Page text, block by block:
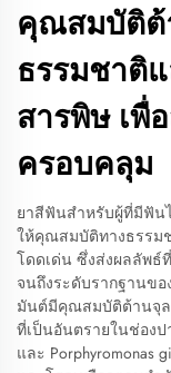
คุณสมบัติต้
ธรรมชาติ
สารพิษ เพื่
ครอบคลุม
ยาสีฟันสำหรับผู้ที่มีฟัน
ให้คุณสมบัติทางธรรม
โดดเด่น ซึ่งส่งผลลัพธ์
จนถึงระดับรากฐานข
มันต์มีคุณสมบัติต้านจุ
ที่เป็นอันตรายในช่องป
และ Porphyromonas